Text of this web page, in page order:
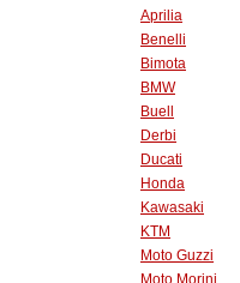
Aprilia
Benelli
Bimota
BMW
Buell
Derbi
Ducati
Honda
Kawasaki
KTM
Moto Guzzi
Moto Morini